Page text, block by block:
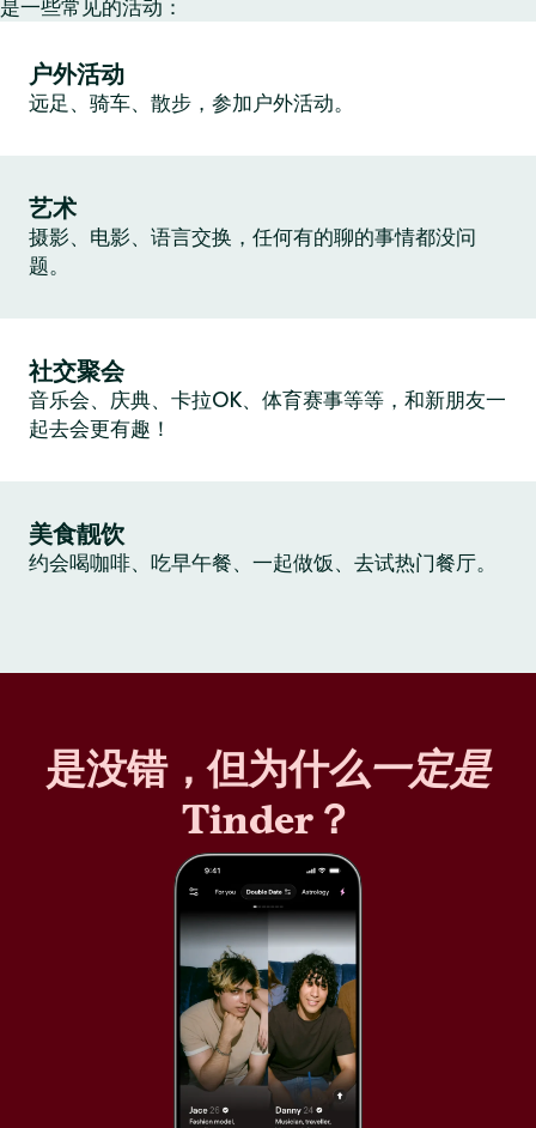
是一些常见的活动：
户外活动
远足、骑车、散步，参加户外活动。
艺术
摄影、电影、语言交换，任何有的聊的事情都没问
题。
社交聚会
音乐会、庆典、卡拉OK、体育赛事等等，和新朋友一
起去会更有趣！
美食靓饮
约会喝咖啡、吃早午餐、一起做饭、去试热门餐厅。
是没错，但为什么一定是
Tinder？